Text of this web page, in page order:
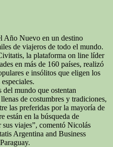
Año Nuevo en un destino
de viajeros de todo el mundo.
la plataforma on line líder
en más de 160 países, realizó
e insólitos que eligen los
mundo que ostentan
de costumbres y tradiciones,
las preferidas por la mayoría de
están en la búsqueda de
viajes”, comentó Nicolás
Argentina and Business